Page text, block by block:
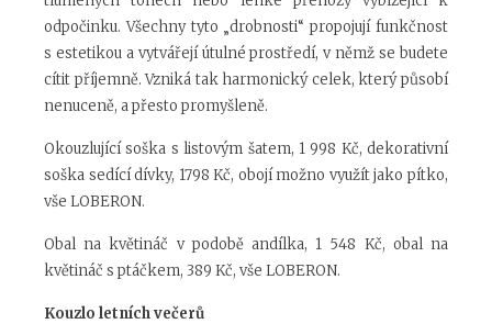
odpočinku. Všechny tyto „drobnosti“ propojují funkčnost
s estetikou a vytvářejí útulné prostředí, v němž se budete
cítit příjemně. Vzniká tak harmonický celek, který působí
nenuceně, a přesto promyšleně.
Okouzlující soška s listovým šatem, 1 998 Kč, dekorativní
soška sedící dívky, 1798 Kč, obojí možno využít jako pítko,
vše LOBERON.
Obal na květináč v podobě andílka, 1 548 Kč, obal na
květináč s ptáčkem, 389 Kč, vše LOBERON.
Kouzlo letních večerů